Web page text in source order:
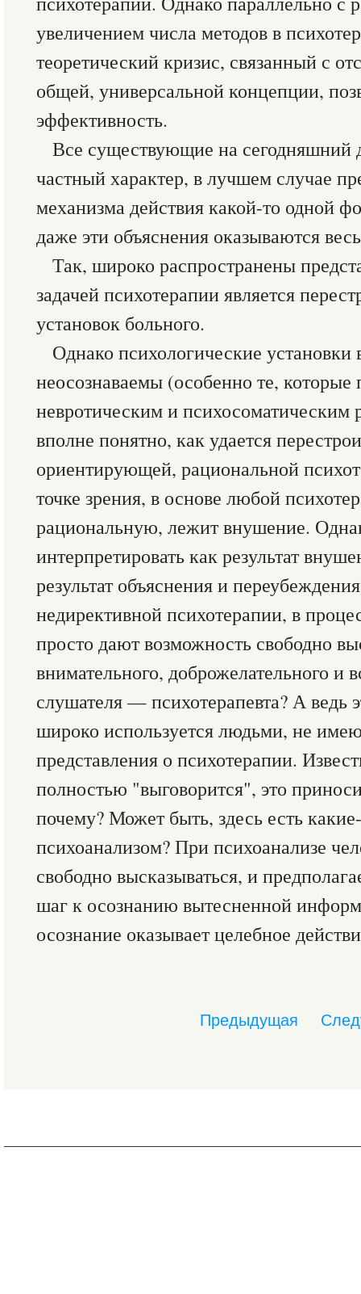
увеличением числа методов в
теоретический кризис, связанный с
общей, универсальной концепции,
эффективность.
Все существующие на сегодняшний
частный характер, в лучшем случае
механизма действия какой-то одной
даже эти объяснения оказываются
Так, широко распространены
задачей психотерапии является
установок больного.
Однако психологические
неосознаваемы (особенно те, которые
невротическим и психосоматическим
вполне понятно, как удается
ориентирующей, рациональной
точке зрения, в основе любой
рациональную, лежит внушение.
интерпретировать как результат
результат объяснения и
недирективной психотерапии, в
просто дают возможность свободно
внимательного, доброжелательного и
слушателя — психотерапевта? А ведь
широко используется людьми, не
представления о психотерапии.
полностью "выговорится", это
почему? Может быть, здесь есть
психоанализом? При психоанализе
свободно высказываться, и
шаг к осознанию вытесненной
осознание оказывает целебное
Предыдущая